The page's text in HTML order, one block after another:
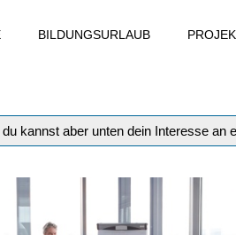
BILDUNGSURLAUB
kannst aber unten dein Interesse an